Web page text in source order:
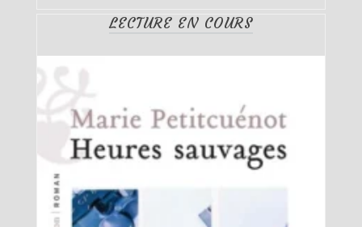
LECTURE EN COURS